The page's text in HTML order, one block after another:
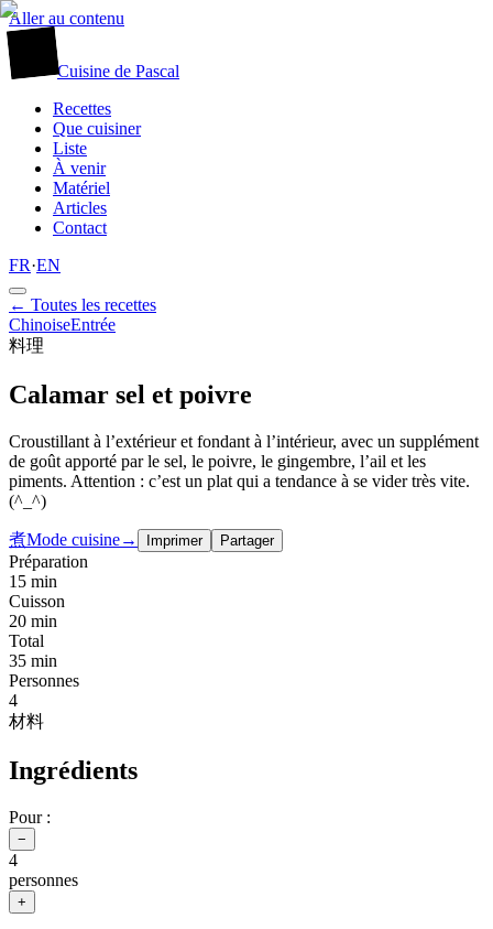
Aller au contenu
Cuisine de Pascal
Recettes
Que cuisiner
Liste
À venir
Matériel
Articles
Contact
FR·EN
← Toutes les recettes
ChinoiseEntrée
料理
Calamar sel et poivre
Croustillant à l’extérieur et fondant à l’intérieur, avec un supplément
de goût apporté par le sel, le poivre, le gingembre, l’ail et les
piments. Attention : c’est un plat qui a tendance à se vider très vite.
(^_^)
煮Mode cuisine→ Imprimer Partager
Préparation
15 min
Cuisson
20 min
Total
35 min
Personnes
4
材料
Ingrédients
Pour :
−
4
personnes
+